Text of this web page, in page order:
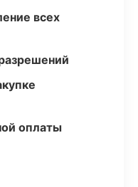
всех
оплаты